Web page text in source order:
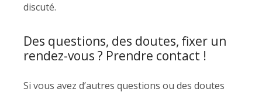
discuté.
Des questions, des doutes, fixer un
rendez-vous ? Prendre contact !
Si vous avez d’autres questions ou des doutes